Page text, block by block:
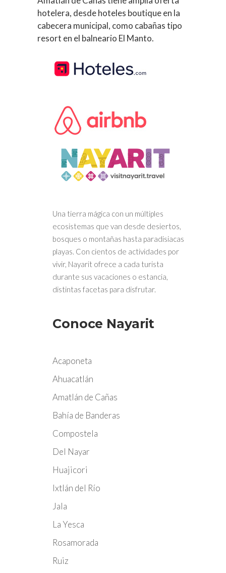
hotelera, desde hoteles boutique en la
cabecera municipal, como cabañas tipo
resort en el balneario El Manto.
Una tierra mágica con un múltiples
ecosistemas que van desde desiertos,
bosques o montañas hasta paradisiacas
playas. Con cientos de actividades por
vivir, Nayarit ofrece a cada turista
durante sus vacaciones o estancia,
distintas facetas para disfrutar.
Conoce Nayarit
Acaponeta
Ahuacatlán
Amatlán de Cañas
Bahía de Banderas
Compostela
Del Nayar
Huajicori
Ixtlán del Río
Jala
La Yesca
Rosamorada
Ruiz